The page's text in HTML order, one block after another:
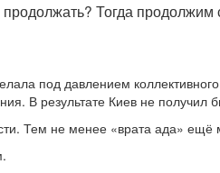
Тогда
под давлением
В результате Киев не получил
Тем не менее «врата ада» ещё